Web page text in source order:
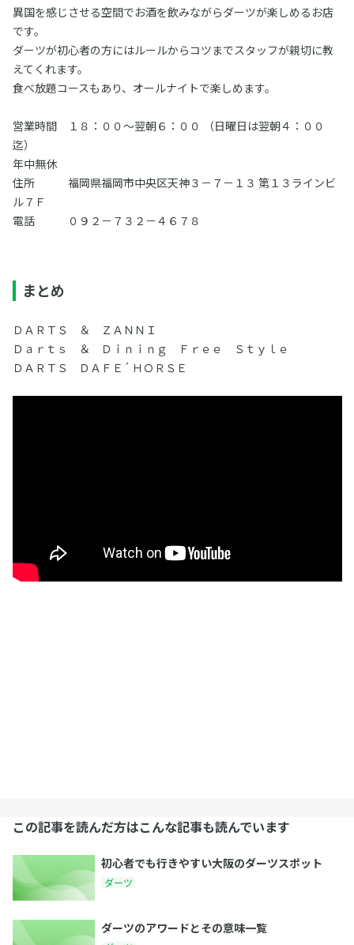
異国を感じさせる空間でお酒を飲みながらダーツが楽しめるお店
です。
ダーツが初心者の方にはルールからコツまでスタッフが親切に教
えてくれます。
食べ放題コースもあり、オールナイトで楽しめます。
営業時間 １８：００～翌朝６：００ （日曜日は翌朝４：００
迄）
年中無休
住所 福岡県福岡市中央区天神３－７－１３ 第１３ラインビ
ル７Ｆ
電話 ０９２－７３２－４６７８
まとめ
ＤＡＲＴＳ ＆ ＺＡＮＮＩ
Ｄａｒｔｓ ＆ Ｄｉｎｉｎｇ Ｆｒｅｅ Ｓｔｙｌｅ
ＤＡＲＴＳ ＤＡＦＥ´ ＨＯＲＳＥ
この記事を読んだ方はこんな記事も読んでいます
初心者でも行きやすい大阪のダーツスポット
ダーツ
ダーツのアワードとその意味一覧